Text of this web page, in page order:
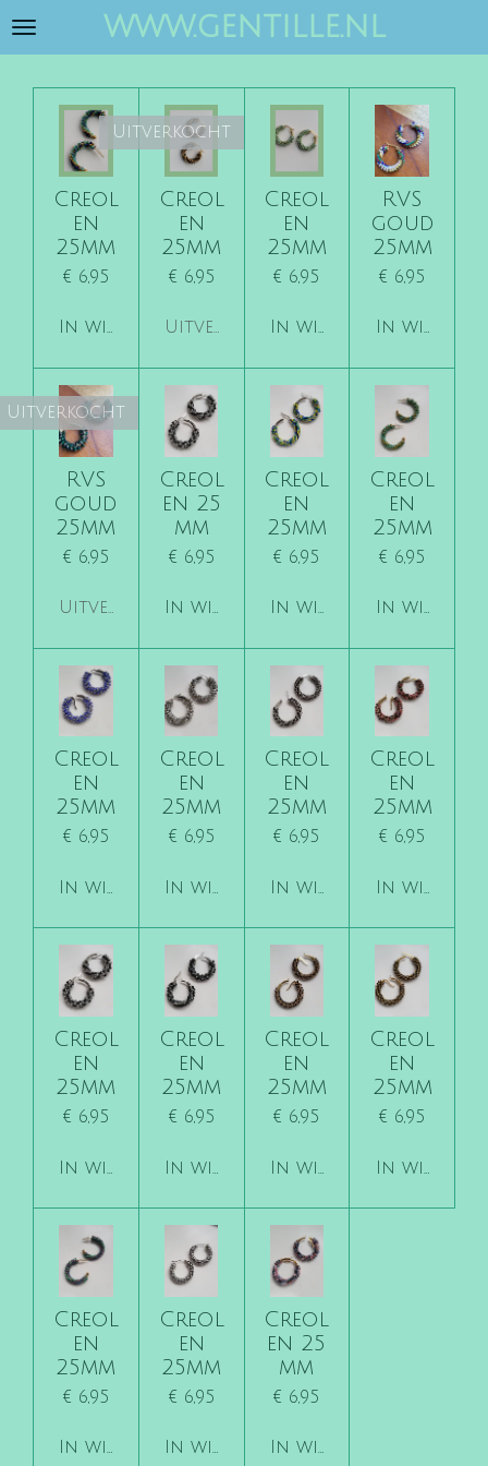
Ga
hoofdinhoud
www.gentille.nl
Creol
en
25mm
€ 6,95
In winkelwagen
Uitverkocht
Creol
en
25mm
€ 6,95
Uitverkocht
Creol
en
25mm
€ 6,95
In winkelwagen
RVS
goud
25mm
€ 6,95
In
Uitverkocht
RVS
goud
25mm
€ 6,95
Uitverkocht
Creol
en 25
mm
€ 6,95
In winkelwagen
Creol
en
25mm
€ 6,95
In winkelwagen
Creol
en
25mm
€ 6,95
In
Creol
en
25mm
€ 6,95
In winkelwagen
Creol
en
25mm
€ 6,95
In winkelwagen
Creol
en
25mm
€ 6,95
In winkelwagen
Creol
en
25mm
€ 6,95
In
Creol
en
25mm
€ 6,95
In winkelwagen
Creol
en
25mm
€ 6,95
In winkelwagen
Creol
en
25mm
€ 6,95
In winkelwagen
Creol
en
25mm
€ 6,95
In
Creol
en
25mm
€ 6,95
In winkelwagen
Creol
en
25mm
€ 6,95
In winkelwagen
Creol
en 25
mm
€ 6,95
In winkelwagen